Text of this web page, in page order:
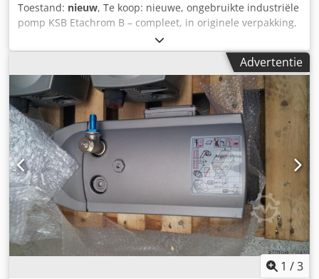
Toestand: nieuw, Te koop: nieuwe, ongebruikte industriële
pomp KSB Etachrom B – compleet, in originele verpakking,
met fabrieksdocumentatie. De pomp is bedoeld voor
industriële en procesmatige toepassingen – hoogwaardige
uitvoering, geproduceerd in Duitsland. Technische
gegevens (volgens typeplaatje): Fabrikant: KSB Serie/type:
Etachrom B Capaciteit (Q): 18,0 m³/u Opvoerhoogte (H):
45,0 m Waaierdiameter: Ø 181 mm Toerental: 2904 tpm
Chsdpfx Amsyhhqxo Roa Werkdruk: PN10 Medium
viscositeit: 1,0 mm²/s Bouwjaar: 2023 Productie: Made in
Germany Certificeringen: CE, EAC, UKCA Staat: Nieuw –
magazijnstaat Nooit in gebruik geweest Originele
kartonnen verpakking Gebruiks- en montagehandleiding
inbegrepen Staat zoals afgebeeld Toepassingen:
industriële installaties procestechnische systemen
koelinstallaties, proceswater ingenieurs- en productie-
installaties
Advertentie
1 /3